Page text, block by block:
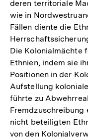
deren territoriale
wie in
Fällen diente die
Die Kolonialmächte
Ethnien, indem sie
Positionen in der
Aufstellung
führte zu
nicht beteiligten
von den